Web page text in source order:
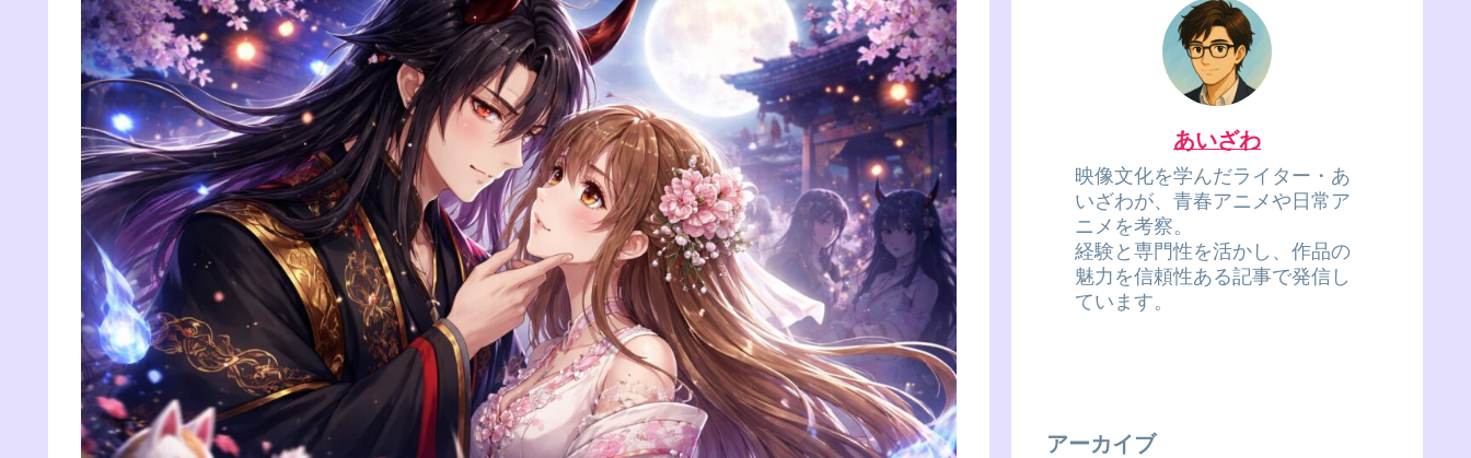
あいざわ
映像文化を学んだライター・あ
いざわが、青春アニメや日常ア
ニメを考察。
経験と専門性を活かし、作品の
魅力を信頼性ある記事で発信し
ています。
アーカイブ